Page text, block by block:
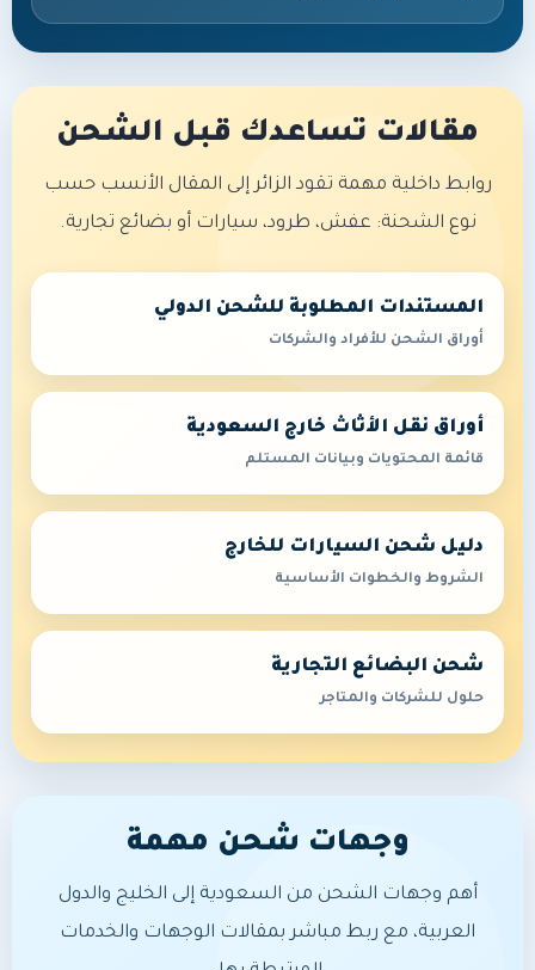
مقالات تساعدك قبل الشحن
روابط داخلية مهمة تقود الزائر إلى المقال الأنسب حسب
نوع الشحنة: عفش، طرود، سيارات أو بضائع تجارية.
المستندات المطلوبة للشحن الدولي
أوراق الشحن للأفراد والشركات
أوراق نقل الأثاث خارج السعودية
قائمة المحتويات وبيانات المستلم
دليل شحن السيارات للخارج
الشروط والخطوات الأساسية
شحن البضائع التجارية
حلول للشركات والمتاجر
وجهات شحن مهمة
أهم وجهات الشحن من السعودية إلى الخليج والدول
العربية، مع ربط مباشر بمقالات الوجهات والخدمات